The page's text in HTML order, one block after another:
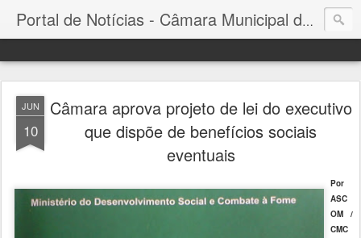
Portal de Notícias - Câmara Municipal de Conceição de Macabu
JUN
10
Câmara aprova projeto de lei do executivo
que dispõe de benefícios sociais
eventuais
Por
ASC
OM /
CMC